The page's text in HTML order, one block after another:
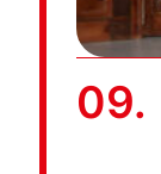
09.